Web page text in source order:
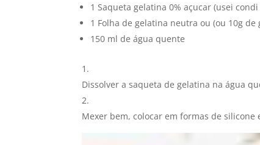
1 Saqueta gelatina 0% açucar (usei
1 Folha de gelatina neutra ou (ou 10g
150 ml de água quente
Dissolver a saqueta de gelatina na água
Mexer bem, colocar em formas de